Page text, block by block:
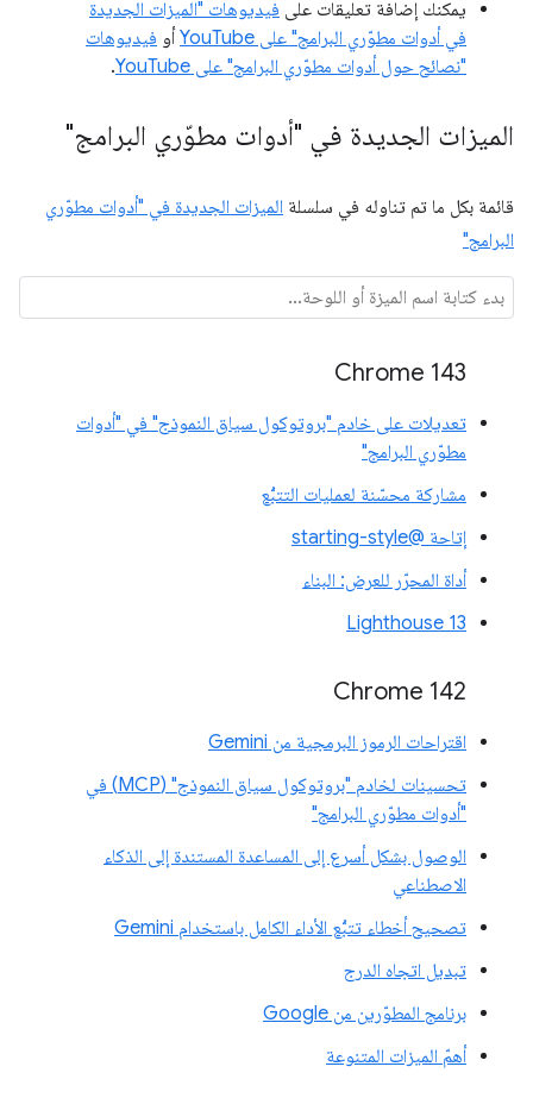
يمكنك إضافة تعليقات على فيديوهات "الميزات الجديدة
في أدوات مطوّري البرامج" على YouTube
أو فيديوهات
"نصائح حول أدوات مطوّري البرامج" على YouTube
.
الميزات الجديدة في "أدوات مطوّري البرامج"
قائمة بكل ما تم تناوله في سلسلة الميزات الجديدة في "أدوات مطوّري
البرامج"
Chrome 143
تعديلات على خادم "بروتوكول سياق النموذج" في "أدوات
مطوّري البرامج"
مشاركة محسّنة لعمليات التتبُّع
إتاحة @starting-style
أداة المحرّر للعرض: البناء
Lighthouse 13
Chrome 142
اقتراحات الرموز البرمجية من Gemini
تحسينات لخادم "بروتوكول سياق النموذج" (MCP) في
"أدوات مطوّري البرامج"
الوصول بشكل أسرع إلى المساعدة المستندة إلى الذكاء
الاصطناعي
تصحيح أخطاء تتبُّع الأداء الكامل باستخدام Gemini
تبديل اتجاه الدرج
برنامج المطوّرين من Google
أهمّ الميزات المتنوعة